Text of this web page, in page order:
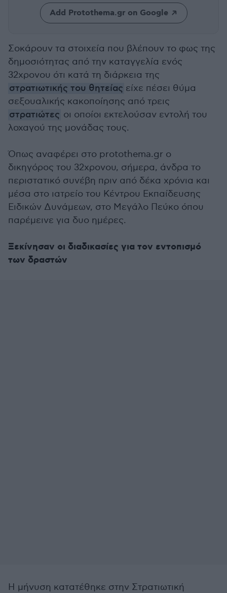
Add Protothema.gr on Google
Σοκάρουν τα στοιχεία που βλέπουν το φως της
δημοσιότητας από την καταγγελία ενός
32χρονου ότι κατά τη διάρκεια της
στρατιωτικής του θητείας είχε πέσει θύμα
σεξουαλικής κακοποίησης από τρεις
στρατιώτες οι οποίοι εκτελούσαν εντολή του
λοχαγού της μονάδας τους.
Όπως αναφέρει στο protothema.gr ο
δικηγόρος του 32χρονου, σήμερα, άνδρα το
περιστατικό συνέβη πριν από δέκα χρόνια και
μέσα στο ιατρείο του Κέντρου Εκπαίδευσης
Ειδικών Δυνάμεων, στο Μεγάλο Πεύκο όπου
παρέμεινε για δυο ημέρες.
Ξεκίνησαν οι διαδικασίες για τον εντοπισμό
των δραστών
Η μήνυση κατατέθηκε στην Στρατιωτική